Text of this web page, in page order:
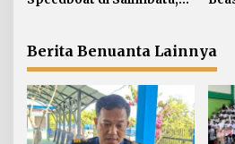
Keselamatan
Berita Benuanta Lainnya